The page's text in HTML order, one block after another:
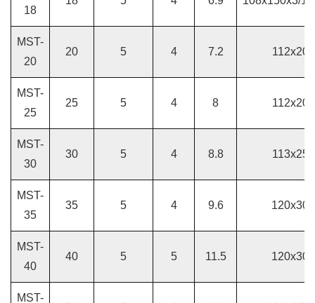
18
MST-
20
20 5 4 7.2
MST-
25
25 5 4 8
MST-
30
30 5 4 8.8
MST-
35
35 5 4 9.6
MST-
40
40 5 5 11.5
MST-